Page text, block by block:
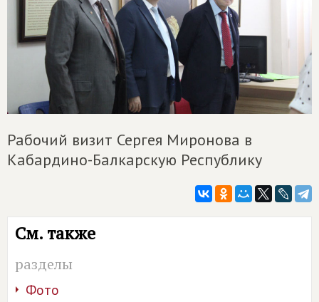
Рабочий визит Сергея Миронова в
Кабардино-Балкарскую Республику
См. также
разделы
Фото